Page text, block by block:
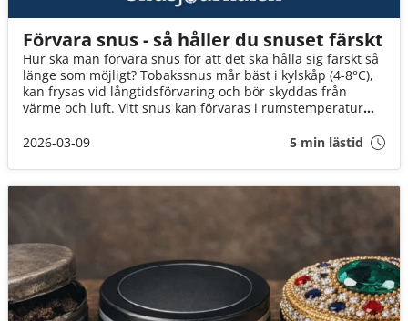
Förvara snus - så håller du snuset färskt
Hur ska man förvara snus för att det ska hålla sig färskt så
länge som möjligt? Tobakssnus mår bäst i kylskåp (4-8°C),
kan frysas vid långtidsförvaring och bör skyddas från
värme och luft. Vitt snus kan förvaras i rumstemperatur
igenom hur länge snus håller, hur förvaring påverkar smak
2026-03-09 5 min lästid